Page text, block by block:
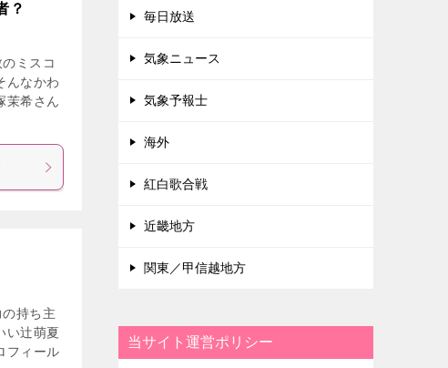
？
ミスコ
んなかわ
茉希さん
持ち主
い辻萌夏
フィール
毎日放送
気象ニュース
気象予報士
海外
紅白歌合戦
近畿地方
関東／甲信越地方
当サイト運営ポリシー